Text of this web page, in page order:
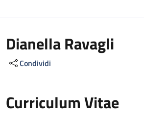
Dianella Ravagli
Condividi
Curriculum Vitae